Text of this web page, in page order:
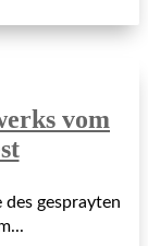
vom
des gesprayten